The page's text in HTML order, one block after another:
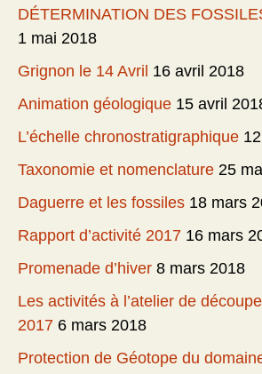
DÉTERMINATION DES
1 mai 2018
Grignon le 14 Avril 16 avril 2018
Animation géologique 15 avril
L’échelle chronostratigraphique
Taxonomie et nomenclature 25
Daguerre et les fossiles 18 mars
Rapport d’activité 2017 16 mars
Promenade d’hiver 8 mars 2018
Les activités à l’atelier de
2017 6 mars 2018
Protection de Géotope du